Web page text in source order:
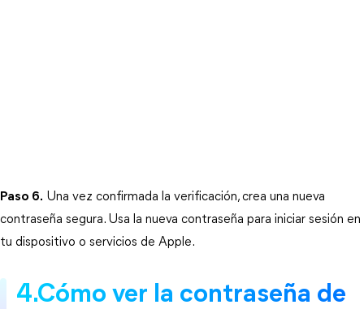
Paso 6. Una vez confirmada la verificación, crea una nueva
contraseña segura. Usa la nueva contraseña para iniciar sesión en
tu dispositivo o servicios de Apple.
4.Cómo ver la contraseña de